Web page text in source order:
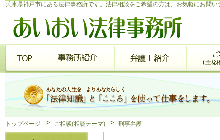
兵庫県神戸市にある法律事務所です。法律相談をご希望の方は、お気軽にお問い
トップページ ご相談(相談テーマ) 刑事弁護